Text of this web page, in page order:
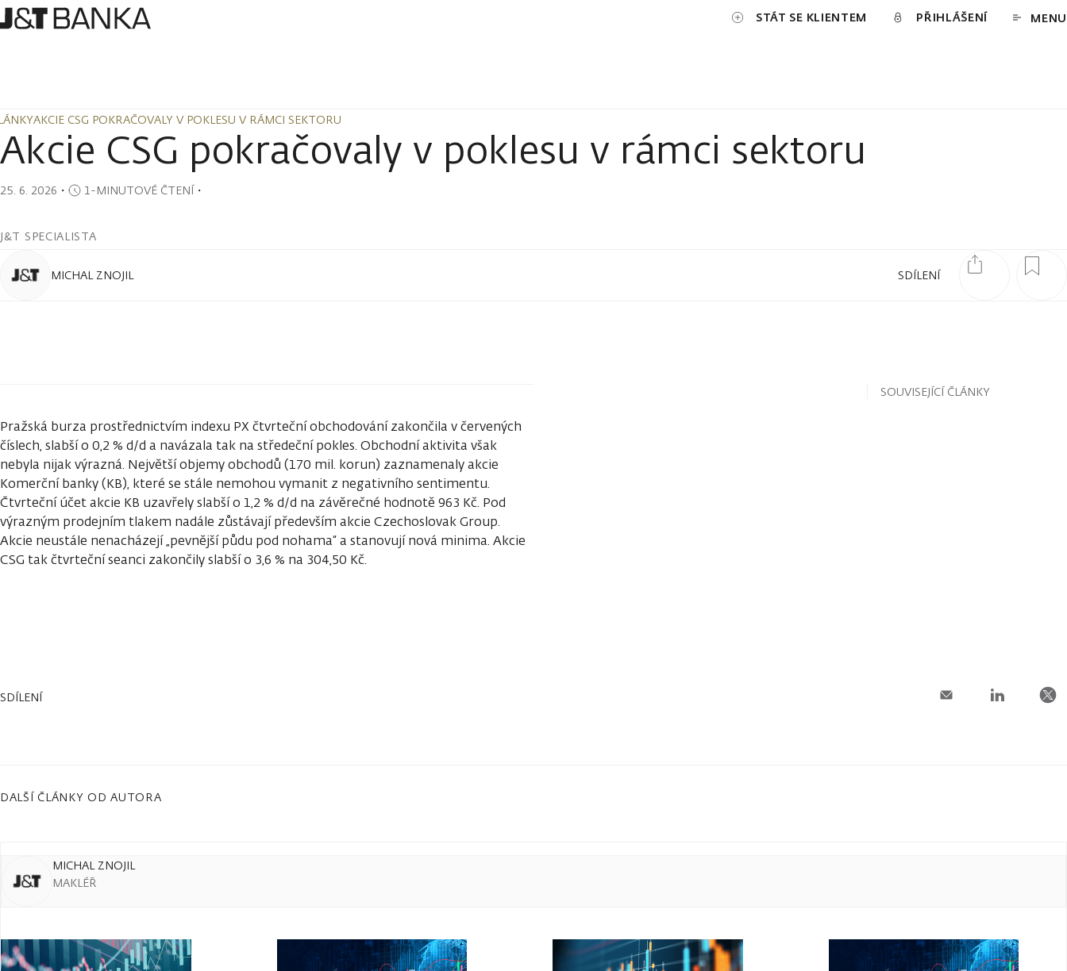
STÁT SE KLIENTEM PŘIHLÁŠENÍ MENU
AKCIE CSG POKRAČOVALY V POKLESU V RÁMCI SEKTORU
AKCIE CSG POKRAČOVALY V POKLESU V RÁMCI SEKTORU
Akcie CSG pokračovaly v poklesu v rámci sektoru
25. 6. 2026 ・ 1-MINUTOVÉ ČTENÍ・
J&T SPECIALISTA
SDÍLENÍ
MICHAL ZNOJIL
Pražská burza prostřednictvím indexu PX čtvrteční obchodování zakončila v červených
číslech, slabší o 0,2 % d/d a navázala tak na středeční pokles. Obchodní aktivita však
nebyla nijak výrazná. Největší objemy obchodů (170 mil. korun) zaznamenaly akcie
Komerční banky (KB), které se stále nemohou vymanit z negativního sentimentu.
Čtvrteční účet akcie KB uzavřely slabší o 1,2 % d/d na závěrečné hodnotě 963 Kč. Pod
výrazným prodejním tlakem nadále zůstávají především akcie Czechoslovak Group.
Akcie neustále nenacházejí „pevnější půdu pod nohama“ a stanovují nová minima. Akcie
CSG tak čtvrteční seanci zakončily slabší o 3,6 % na 304,50 Kč.
SOUVISEJÍCÍ ČLÁNKY
SDÍLENÍ
DALŠÍ ČLÁNKY OD AUTORA
MICHAL ZNOJIL
MAKLÉŘ